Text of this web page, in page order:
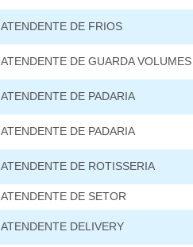
ATENDENTE DE FRIOS
ATENDENTE DE GUARDA VOLUMES
ATENDENTE DE PADARIA
ATENDENTE DE PADARIA
ATENDENTE DE ROTISSERIA
ATENDENTE DE SETOR
ATENDENTE DELIVERY